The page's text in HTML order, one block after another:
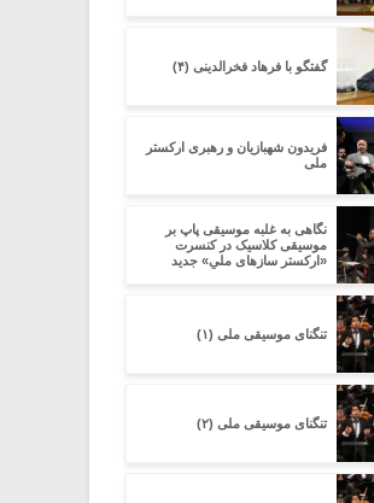
گفتگو با فرهاد فخرالدینی (۴)
فریدون شهبازیان و رهبری ارکستر
ملی
نگاهی به غلبه موسیقی پاپ بر
موسیقی کلاسیک در کنسرت
«ارکستر سازهای ملیِ» جدید
تنگنای موسیقی ملی (۱)
تنگنای موسیقی ملی (۲)